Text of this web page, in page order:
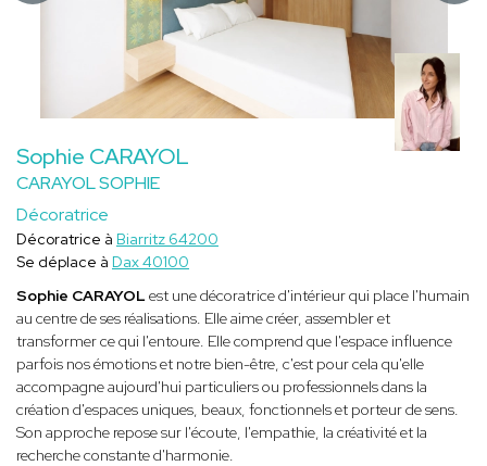
Sophie CARAYOL
CARAYOL SOPHIE
Décoratrice
Décoratrice à Biarritz 64200
Se déplace à Dax 40100
Sophie CARAYOL est une décoratrice d'intérieur qui place l'humain
au centre de ses réalisations. Elle aime créer, assembler et
transformer ce qui l'entoure. Elle comprend que l'espace influence
parfois nos émotions et notre bien-être, c'est pour cela qu'elle
accompagne aujourd'hui particuliers ou professionnels dans la
création d'espaces uniques, beaux, fonctionnels et porteur de sens.
Son approche repose sur l'écoute, l'empathie, la créativité et la
recherche constante d'harmonie.